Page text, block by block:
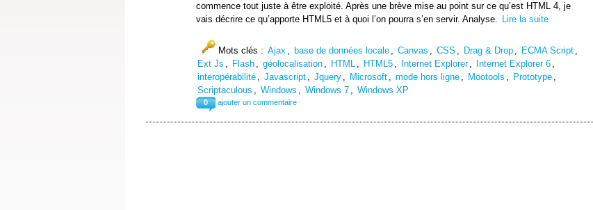
commence tout juste à être exploité. Après une brève mise au point sur ce qu’est HTML 4, je
vais décrire ce qu’apporte HTML5 et à quoi l’on pourra s’en servir. Analyse. Lire la suite
Mots clés : Ajax , base de données locale , Canvas , CSS , Drag & Drop , ECMA Script ,
Ext Js , Flash , géolocalisation , HTML , HTML5 , Internet Explorer , Internet Explorer 6 ,
interopérabilité , Javascript , Jquery , Microsoft , mode hors ligne , Mootools , Prototype ,
Scriptaculous , Windows , Windows 7 , Windows XP
0 ajouter un commentaire